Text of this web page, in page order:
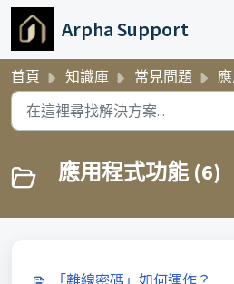
略過至主要內容
Arpha Support
首頁 知識庫 常見問題
應用程式功能 (6)
「離線密碼」如何運作？